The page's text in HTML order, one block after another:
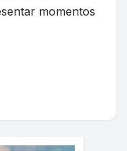
momentos